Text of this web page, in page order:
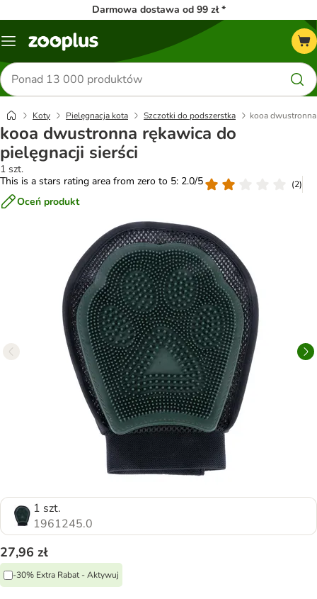
Darmowa dostawa od 99 zł *
Menu
Szukaj
produktów
Koty Pielęgnacja kota Szczotki do podszerstka kooa
kooa dwustronna rękawica do
pielęgnacji sierści
1 szt.
This is a stars rating area from zero to 5: 2.0/5
(2)
Oceń produkt
1 szt.
1961245.0
27,96 zł
-30% Extra Rabat - Aktywuj